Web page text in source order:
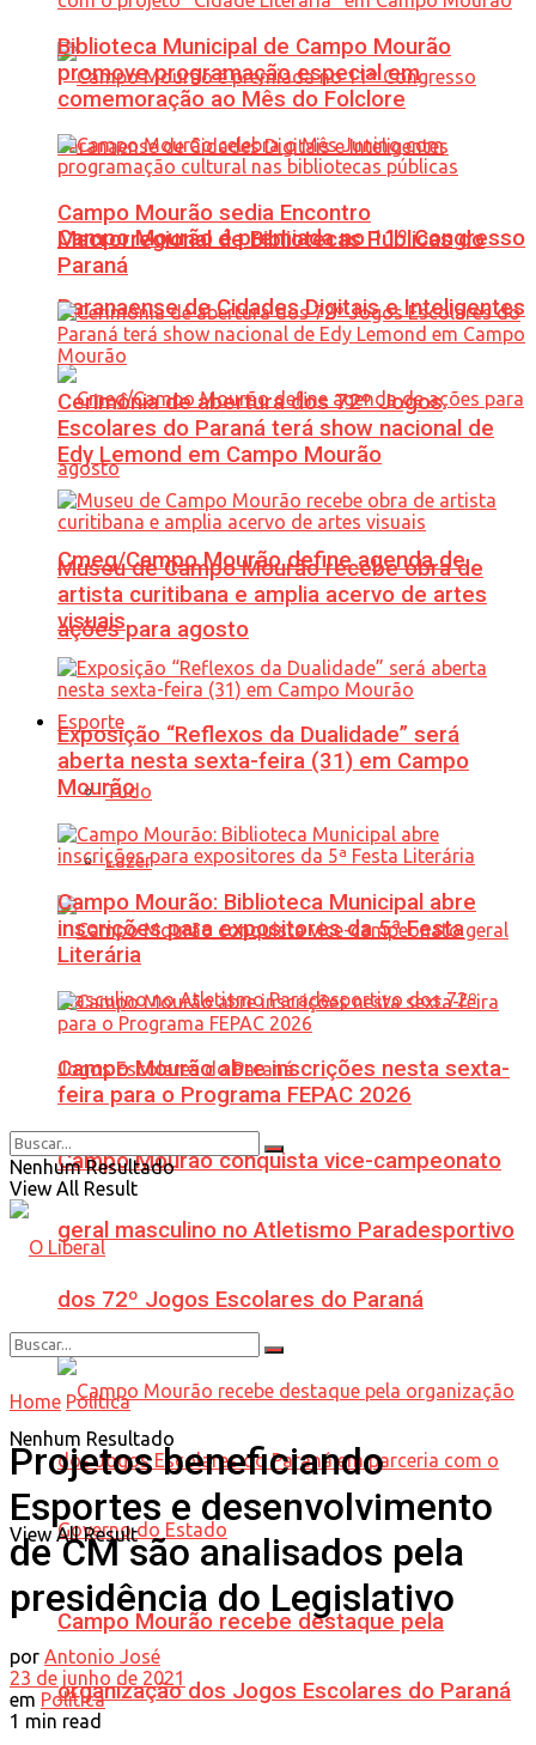
Campo Mourão é premiada no 11º Congresso
Paranaense de Cidades Digitais e Inteligentes
Cmeg/Campo Mourão define agenda de
ações para agosto
Esporte
Tudo
Lazer
Campo Mourão conquista vice-campeonato
geral masculino no Atletismo Paradesportivo
dos 72º Jogos Escolares do Paraná
Campo Mourão recebe destaque pela
organização dos Jogos Escolares do Paraná
Biblioteca Municipal de Campo Mourão
promove programação especial em
comemoração ao Mês do Folclore
Campo Mourão sedia Encontro
Macrorregional de Bibliotecas Públicas do
Paraná
Cerimônia de abertura dos 72º Jogos
Escolares do Paraná terá show nacional de
Edy Lemond em Campo Mourão
Museu de Campo Mourão recebe obra de
artista curitibana e amplia acervo de artes
visuais
Exposição “Reflexos da Dualidade” será
aberta nesta sexta-feira (31) em Campo
Mourão
Campo Mourão: Biblioteca Municipal abre
inscrições para expositores da 5ª Festa
Literária
Campo Mourão abre inscrições nesta sexta-
feira para o Programa FEPAC 2026
Nenhum Resultado
View All Result
Nenhum Resultado
View All Result
Home Política
Projetos beneficiando
Esportes e desenvolvimento
de CM são analisados pela
presidência do Legislativo
por Antonio José
23 de junho de 2021
em Política
1 min read